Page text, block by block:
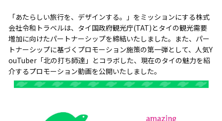
「あたらしい旅行を、デザインする。」をミッションにする株式
会社令和トラベルは、タイ国政府観光庁(TAT)とタイの観光需要
増加に向けたパートナーシップを締結いたしました。また、パー
トナーシップに基づくプロモーション施策の第一弾として、人気Y
ouTuber「北の打ち師達」とコラボした、現在のタイの魅力を紹
介するプロモーション動画を公開いたしました。